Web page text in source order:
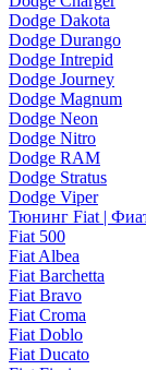
Dodge Dakota
Dodge Durango
Dodge Intrepid
Dodge Journey
Dodge Magnum
Dodge Neon
Dodge Nitro
Dodge RAM
Dodge Stratus
Dodge Viper
Тюнинг Fiat |
Fiat 500
Fiat Albea
Fiat Barchetta
Fiat Bravo
Fiat Croma
Fiat Doblo
Fiat Ducato